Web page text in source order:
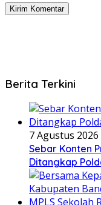
Berita Terkini
7 Agustus 2026
Sebar Konten
Ditangkap